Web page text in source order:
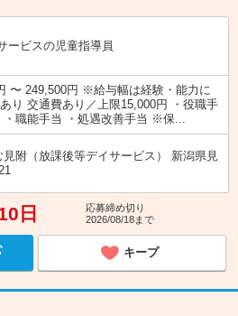
ービスの児童指導員
〜 249,500円 ※給与幅は経験・能力に
り 交通費あり／上限15,000円 ・役職手
・職能手当 ・処遇改善手当 ※保...
附（放課後等デイサービス） 新潟県見
日
応募締め切り
2026/08/18まで
キープ